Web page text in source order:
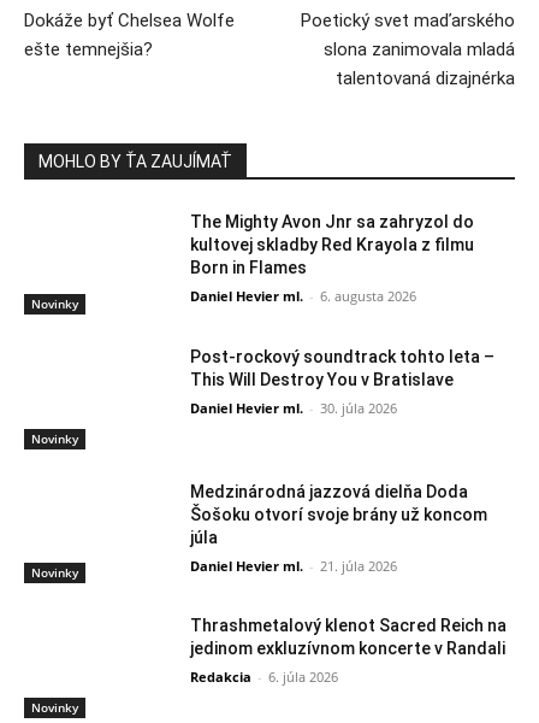
Dokáže byť Chelsea Wolfe
ešte temnejšia?
Poetický svet maďarského
slona zanimovala mladá
talentovaná dizajnérka
MOHLO BY ŤA ZAUJÍMAŤ
Novinky
The Mighty Avon Jnr sa zahryzol do
kultovej skladby Red Krayola z filmu
Born in Flames
Daniel Hevier ml. - 6. augusta 2026
Novinky
Post-rockový soundtrack tohto leta –
This Will Destroy You v Bratislave
Daniel Hevier ml. - 30. júla 2026
Novinky
Medzinárodná jazzová dielňa Doda
Šošoku otvorí svoje brány už koncom
júla
Daniel Hevier ml. - 21. júla 2026
Novinky
Thrashmetalový klenot Sacred Reich na
jedinom exkluzívnom koncerte v Randali
Redakcia - 6. júla 2026